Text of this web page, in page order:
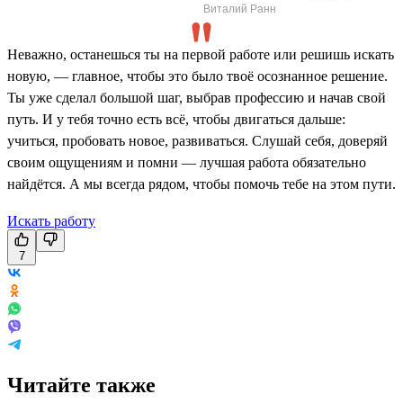
Виталий Ранн
Неважно, останешься ты на первой работе или решишь искать
новую, — главное, чтобы это было твоё осознанное решение.
Ты уже сделал большой шаг, выбрав профессию и начав свой
путь. И у тебя точно есть всё, чтобы двигаться дальше:
учиться, пробовать новое, развиваться. Слушай себя, доверяй
своим ощущениям и помни — лучшая работа обязательно
найдётся. А мы всегда рядом, чтобы помочь тебе на этом пути.
Искать работу
7
Читайте также